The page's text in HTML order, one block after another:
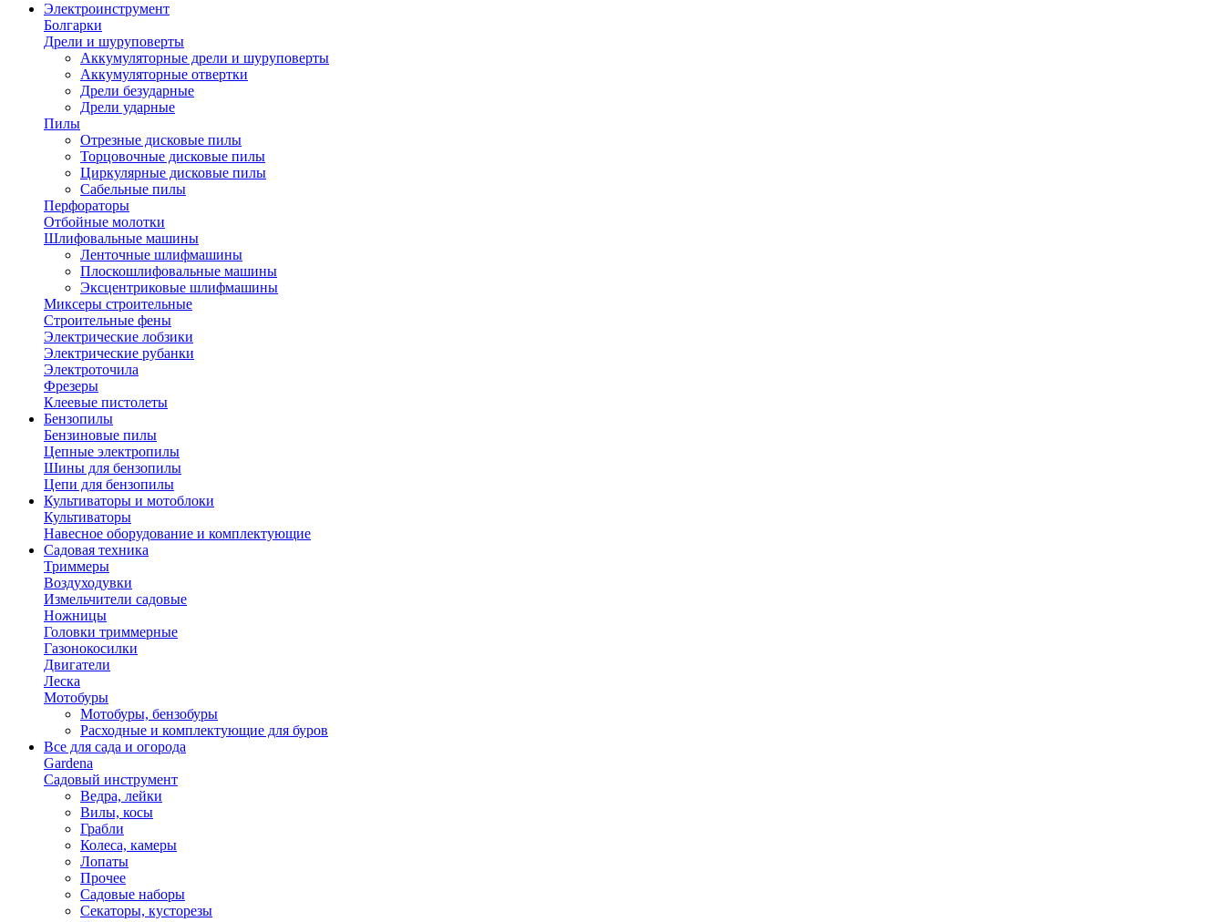
Электроинструмент
Болгарки
Дрели и шуруповерты
Аккумуляторные дрели и шуруповерты
Аккумуляторные отвертки
Дрели безударные
Дрели ударные
Пилы
Отрезные дисковые пилы
Торцовочные дисковые пилы
Циркулярные дисковые пилы
Сабельные пилы
Перфораторы
Отбойные молотки
Шлифовальные машины
Ленточные шлифмашины
Плоскошлифовальные машины
Эксцентриковые шлифмашины
Миксеры строительные
Строительные фены
Электрические лобзики
Электрические рубанки
Электроточила
Фрезеры
Клеевые пистолеты
Бензопилы
Бензиновые пилы
Цепные электропилы
Шины для бензопилы
Цепи для бензопилы
Культиваторы и мотоблоки
Культиваторы
Навесное оборудование и комплектующие
Садовая техника
Триммеры
Воздуходувки
Измельчители садовые
Ножницы
Головки триммерные
Газонокосилки
Двигатели
Леска
Мотобуры
Мотобуры, бензобуры
Расходные и комплектующие для буров
Все для сада и огорода
Gardena
Садовый инструмент
Ведра, лейки
Вилы, косы
Грабли
Колеса, камеры
Лопаты
Прочее
Садовые наборы
Секаторы, кусторезы